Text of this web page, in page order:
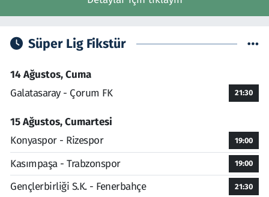
Süper Lig Fikstür
14 Ağustos, Cuma
Galatasaray - Çorum FK
21:30
15 Ağustos, Cumartesi
Konyaspor - Rizespor
19:00
Kasımpaşa - Trabzonspor 19:00
Gençlerbirliği S.K. - Fenerbahçe 21:30